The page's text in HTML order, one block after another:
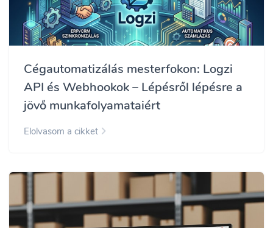
Cégautomatizálás mesterfokon: Logzi
API és Webhookok – Lépésről lépésre a
jövő munkafolyamataiért
Elolvasom a cikket